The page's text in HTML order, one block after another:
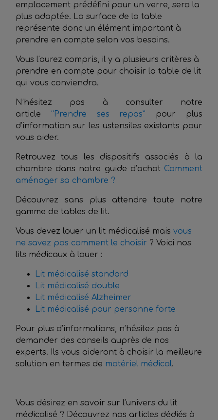
emplacement prédéfini pour un verre, sera la
plus adaptée. La surface de la table
représente donc un élément important à
prendre en compte selon vos besoins.
Vous l'aurez compris, il y a plusieurs critères à
prendre en compte pour choisir la table de lit
qui vous conviendra.
N’hésitez pas à consulter notre
article “Prendre ses repas” pour plus
d’information sur les ustensiles existants pour
vous aider.
Retrouvez tous les dispositifs associés à la
chambre dans notre guide d’achat Comment
aménager sa chambre ?
Découvrez sans plus attendre toute notre
gamme de tables de lit.
Vous devez louer un lit médicalisé mais vous
ne savez pas comment le choisir ? Voici nos
lits médicaux à louer :
Lit médicalisé standard
Lit médicalisé double
Lit médicalisé Alzheimer
Lit médicalisé pour personne forte
Pour plus d’informations, n’hésitez pas à
demander des conseils auprès de nos
experts. Ils vous aideront à choisir la meilleure
solution en termes de matériel médical.
Vous désirez en savoir sur l’univers du lit
médicalisé ? Découvrez nos articles dédiés à